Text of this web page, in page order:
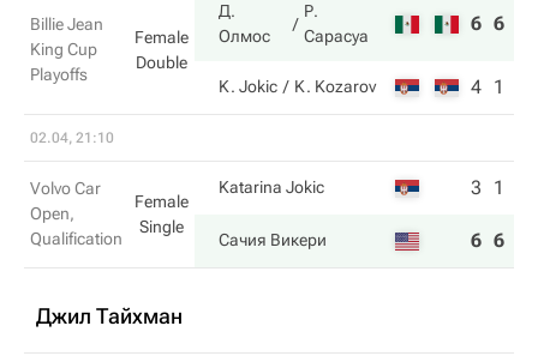
Billie Jean
King Cup
Playoffs
Female
Double
Д.
Олмос
Р.
Сарасуа
6 6
K. Jokic K. Kozarov 4 1
02.04, 21:10
Volvo Car
Open,
Qualification
Female
Single
Katarina Jokic 3 1
Сачия Викери 6 6
Джил Тайхман